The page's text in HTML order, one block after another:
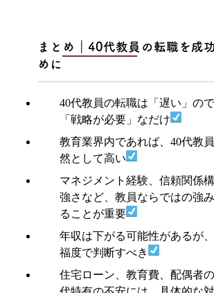
まとめ｜40代教員の転職を成
めに
40代教員の転職は「遅い」ので
「戦略が必要」なだけ
教育業界内であれば、40代教
然として高い
マネジメント経験、信頼関係
強さなど、教員ならではの強
ることが重要
年収は下がる可能性があるが
福度で判断すべき
住宅ローン、教育費、配偶者